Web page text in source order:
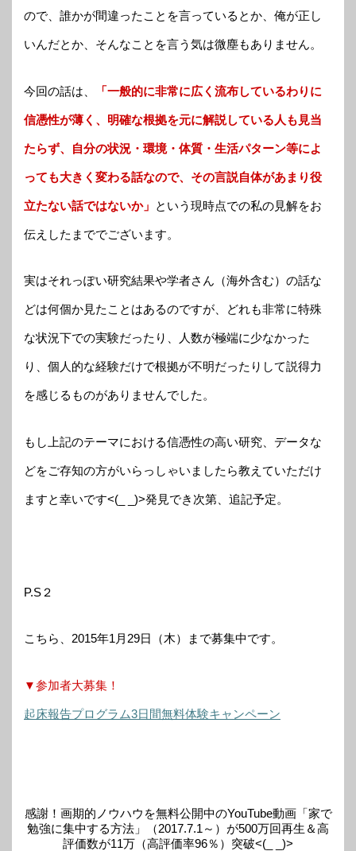
ので、誰かが間違ったことを言っているとか、俺が正し
いんだとか、そんなことを言う気は微塵もありません。
今回の話は、 「一般的に非常に広く流布しているわりに
信憑性が薄く、明確な根拠を元に解説している人も見当
たらず、自分の状況・環境・体質・生活パターン等によ
っても大きく変わる話なので、その言説自体があまり役
立たない話ではないか」 という現時点での私の見解をお
伝えしたまででございます。
実はそれっぽい研究結果や学者さん（海外含む）の話な
どは何個か見たことはあるのですが、どれも非常に特殊
な状況下での実験だったり、人数が極端に少なかった
り、個人的な経験だけで根拠が不明だったりして説得力
を感じるものがありませんでした。
もし上記のテーマにおける信憑性の高い研究、データな
どをご存知の方がいらっしゃいましたら教えていただけ
ますと幸いです<(_ _)>発見でき次第、追記予定。
P.S２
こちら、2015年1月29日（木）まで募集中です。
▼参加者大募集！
起床報告プログラム3日間無料体験キャンペーン
感謝！画期的ノウハウを無料公開中のYouTube動画「家で
勉強に集中する方法」（2017.7.1～）が500万回再生＆高
評価数が11万（高評価率96％）突破<(_ _)>